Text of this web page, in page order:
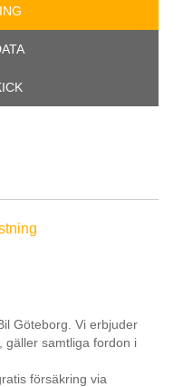
Göteborg. Vi erbjuder
gäller samtliga fordon i
försäkring via